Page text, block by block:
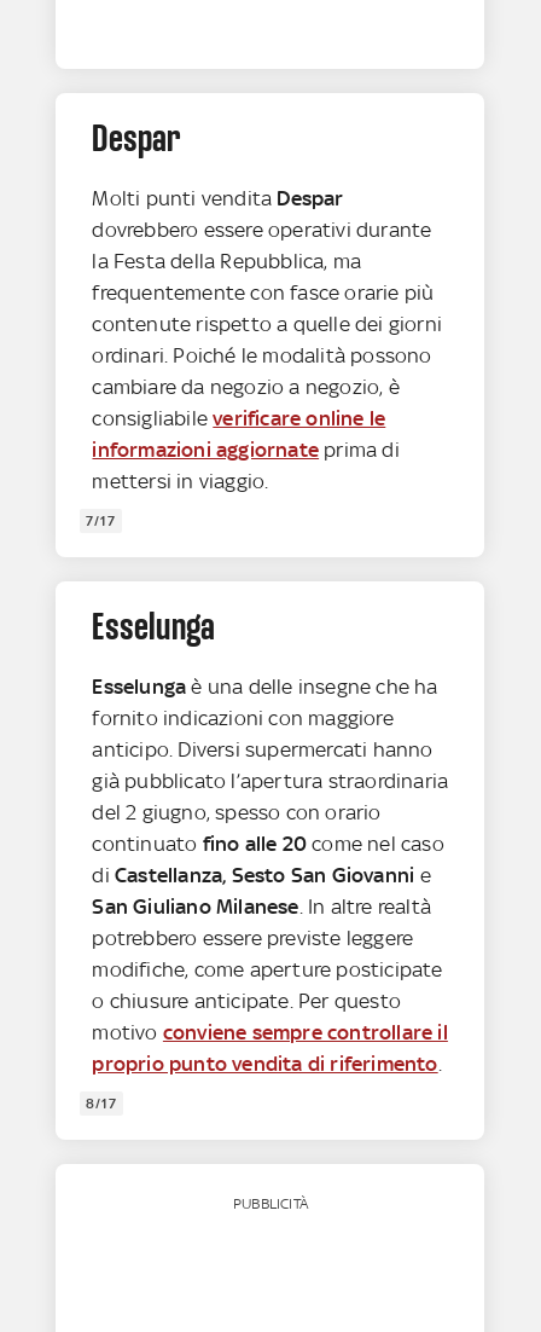
Despar
Molti punti vendita Despar
dovrebbero essere operativi durante
la Festa della Repubblica, ma
frequentemente con fasce orarie più
contenute rispetto a quelle dei giorni
ordinari. Poiché le modalità possono
cambiare da negozio a negozio, è
consigliabileverificare online le
informazioni aggiornate prima di
mettersi in viaggio.
7/17
Esselunga
Esselungaè una delle insegne che ha
fornito indicazioni con maggiore
anticipo. Diversi supermercati hanno
già pubblicato l’apertura straordinaria
del 2 giugno, spesso con orario
continuato fino alle 20come nel caso
di Castellanza, Sesto San Giovanni e
San Giuliano Milanese . In altre realtà
potrebbero essere previste leggere
modifiche, come aperture posticipate
o chiusure anticipate. Per questo
motivo conviene sempre controllare il
proprio punto vendita di riferimento
8/17
PUBBLICITÀ